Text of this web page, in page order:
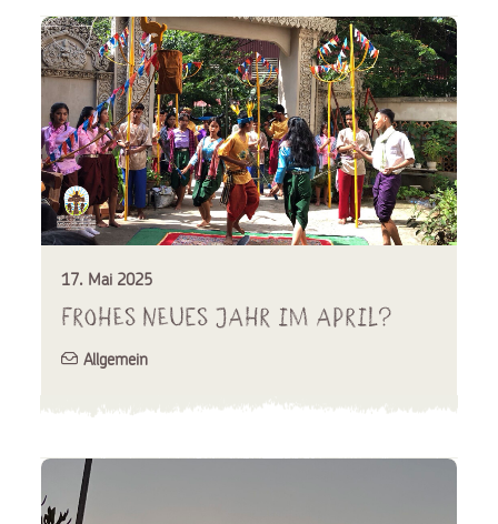
17. Mai 2025
Frohes neues Jahr im April?
Allgemein